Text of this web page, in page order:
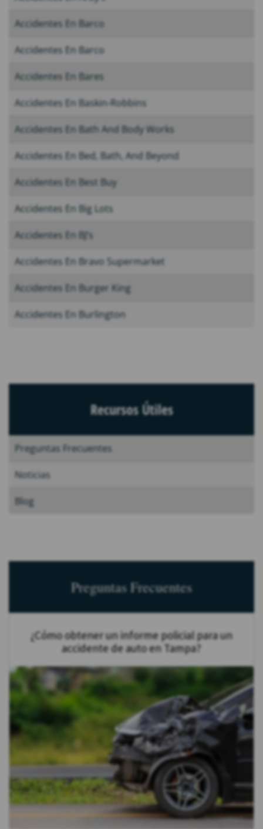
Accidentes En Barco
Accidentes En Barco
Accidentes En Bares
Accidentes En Baskin-Robbins
Accidentes En Bath And Body Works
Accidentes En Bed, Bath, And Beyond
Accidentes En Best Buy
Accidentes En Big Lots
Accidentes En BJ’s
Accidentes En Bravo Supermarket
Accidentes En Burger King
Accidentes En Burlington
Recursos Útiles
Preguntas Frecuentes
Noticias
Blog
Preguntas Frecuentes
¿Cómo obtener un informe policial para un
accidente de auto en Tampa?